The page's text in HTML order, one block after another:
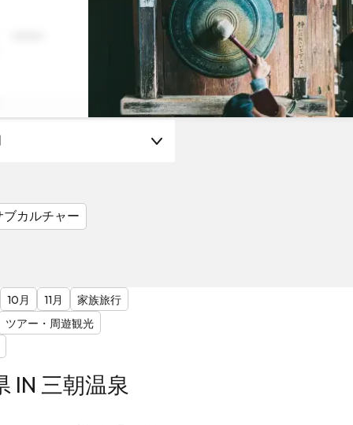
ブカルチャー
10月 11月
家族旅行
ツアー・周遊観光
IN 三朝温泉